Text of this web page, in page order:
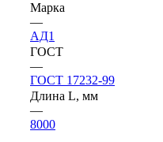
Марка
—
АД1
ГОСТ
—
ГОСТ 17232-99
Длина L, мм
—
8000